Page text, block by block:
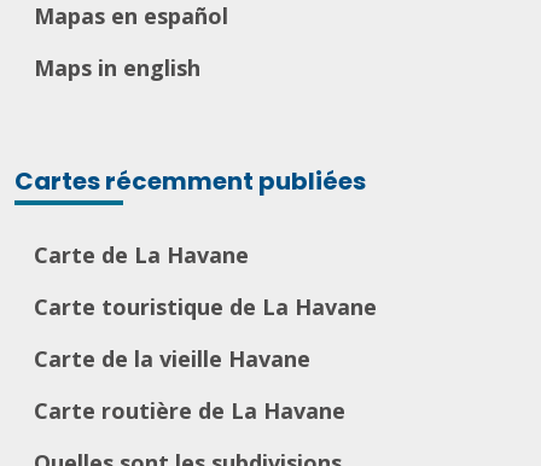
Mapas en español
Maps in english
Cartes récemment publiées
Carte de La Havane
Carte touristique de La Havane
Carte de la vieille Havane
Carte routière de La Havane